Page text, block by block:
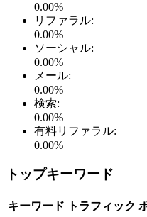
0.00%
リファラル:
0.00%
ソーシャル:
0.00%
メール:
0.00%
検索:
0.00%
有料リファラル:
0.00%
トップキーワード
キーワード トラフィック